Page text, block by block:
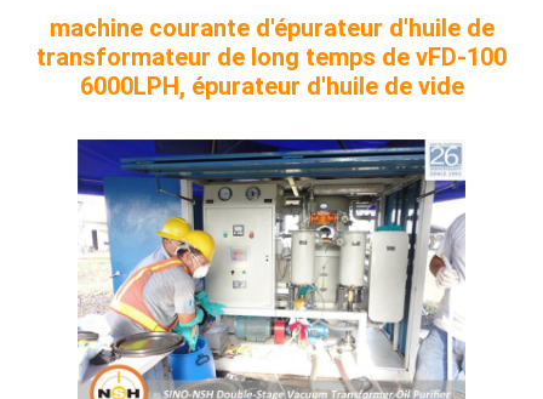
machine courante d'épurateur d'huile de
transformateur de long temps de vFD-100
6000LPH, épurateur d'huile de vide